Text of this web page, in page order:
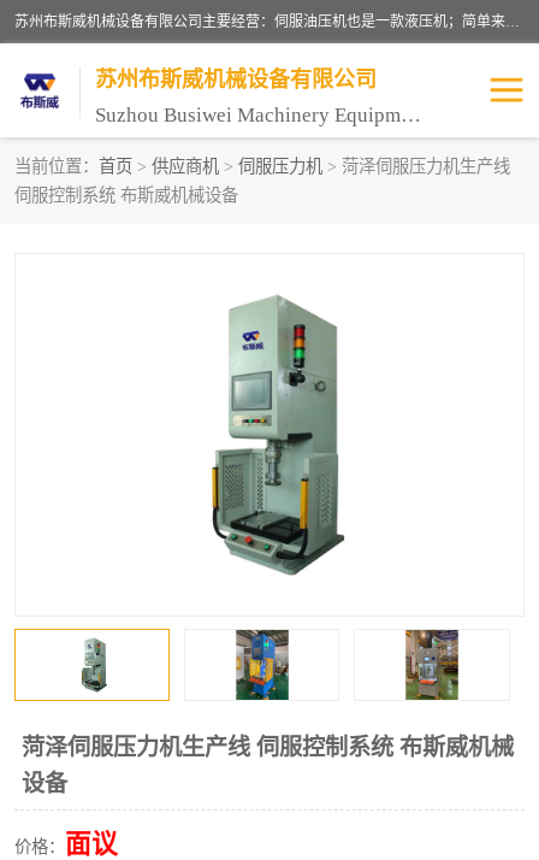
苏州布斯威机械设备有限公司主要经营：伺服油压机也是一款液压机；简单来说，传统的油压机，选用的是普通电机，普通电机容易发热，容易烧坏。伺服油压机采用先进的伺服电机，一般选用汇川 、日本大金、台达等品牌。伺服电机配套伺服泵还有伺服驱动器等部件，这样机器的电机过热，能耗的控制、机器工作的噪音都得到了完美的解决。
苏州布斯威机械设备有限公司
Suzhou Busiwei Machinery Equipment Co., Ltd.
当前位置： 首页 > 供应商机 > 伺服压力机 > 菏泽伺服压力机生产线
伺服控制系统 布斯威机械设备
菏泽伺服压力机生产线 伺服控制系统 布斯威机械
设备
价格： 面议
单柱油压机-C型油压机
精密伺服压力机